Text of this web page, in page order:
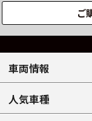
ご
車両情報
人気車種